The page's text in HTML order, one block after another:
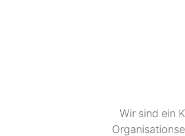
Wir sind ein